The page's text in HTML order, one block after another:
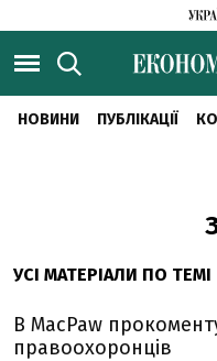
НОВИНИ ПУБЛІКАЦІЇ
УСІ МАТЕРІАЛИ ПО ТЕМІ
В MacPaw
правоохоронців